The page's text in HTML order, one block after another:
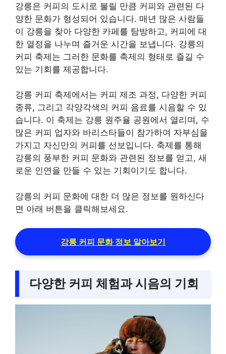
강릉은 커피의 도시로 불릴 만큼 커피와 관련된 다
양한 문화가 형성되어 있습니다. 매년 많은 사람들
이 강릉을 찾아 다양한 카페를 탐방하고, 커피에 대
한 열정을 나누며 즐거운 시간을 보냅니다. 강릉의
커피 축제는 그러한 문화를 축제의 형태로 즐길 수
있는 기회를 제공합니다.
강릉 커피 축제에서는 커피 제조 과정, 다양한 커피
종류, 그리고 각양각색의 커피 음료를 시음할 수 있
습니다. 이 축제는 강릉 원주율 공원에서 열리며, 수
많은 커피 업자와 바리스타들이 참가하여 자부심을
가지고 자신만의 커피를 선보입니다. 축제를 통해
강릉의 풍부한 커피 문화와 관련된 정보를 얻고, 새
로운 인연을 만들 수 있는 기회이기도 합니다.
강릉의 커피 문화에 대한 더 많은 정보를 원하신다
면 아래 버튼을 클릭해보세요.
강릉 커피 문화 정보 알아보기
다양한 커피 체험과 시음의 기회